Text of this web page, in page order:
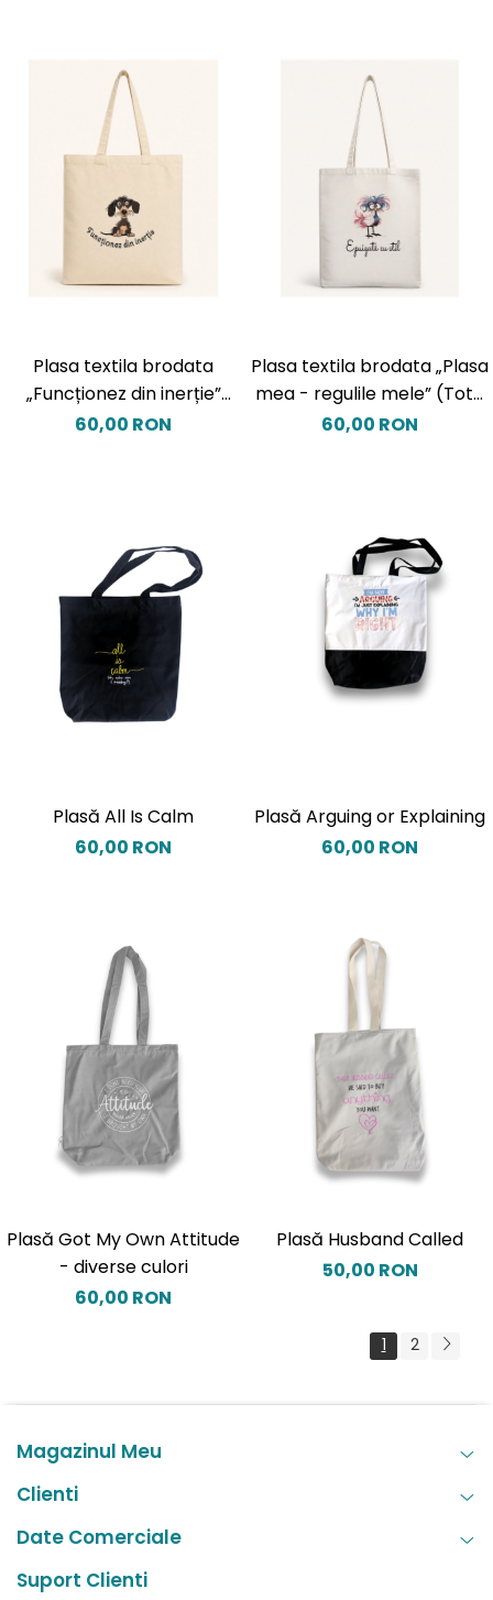
Plasa textila brodata
„Funcționez din inerție”
(Tote Bag)
60,00 RON
Plasa textila brodata „Plasa
mea - regulile mele” (Tote
Bag)
60,00 RON
Plasă All Is Calm
60,00 RON
Plasă Arguing or Explaining
60,00 RON
Plasă Got My Own Attitude
- diverse culori
60,00 RON
Plasă Husband Called
50,00 RON
1 2
Magazinul Meu
Clienti
Date Comerciale
Suport Clienti